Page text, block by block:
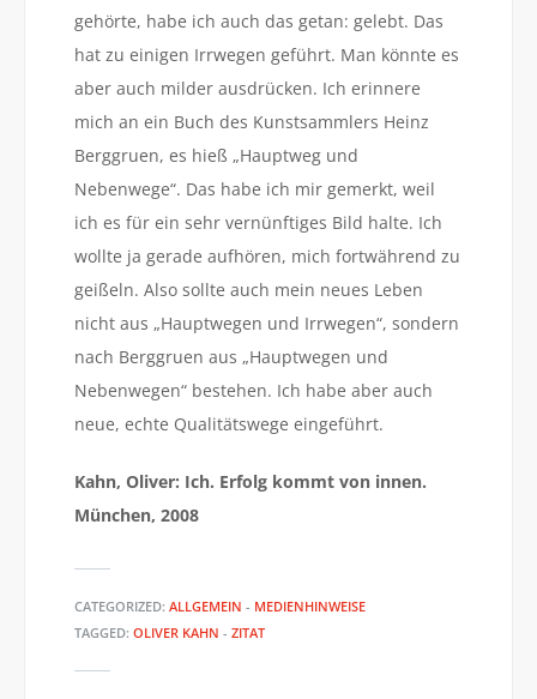
gehörte, habe ich auch das getan: gelebt. Das
hat zu einigen Irrwegen geführt. Man könnte es
aber auch milder ausdrücken. Ich erinnere
mich an ein Buch des Kunstsammlers Heinz
Berggruen, es hieß „Hauptweg und
Nebenwege“. Das habe ich mir gemerkt, weil
ich es für ein sehr vernünftiges Bild halte. Ich
wollte ja gerade aufhören, mich fortwährend zu
geißeln. Also sollte auch mein neues Leben
nicht aus „Hauptwegen und Irrwegen“, sondern
nach Berggruen aus „Hauptwegen und
Nebenwegen“ bestehen. Ich habe aber auch
neue, echte Qualitätswege eingeführt.
Kahn, Oliver: Ich. Erfolg kommt von innen.
München, 2008
CATEGORIZED: ALLGEMEIN - MEDIENHINWEISE
TAGGED: OLIVER KAHN - ZITAT